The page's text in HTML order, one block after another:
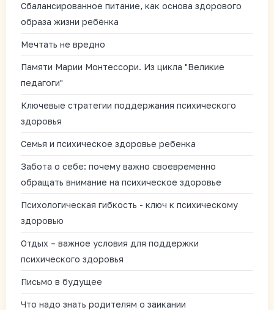
Сбалансированное питание, как основа здорового
образа жизни ребёнка
Мечтать не вредно
Памяти Марии Монтессори. Из цикла "Великие
педагоги"
Ключевые стратегии поддержания психического
здоровья
Семья и психическое здоровье ребенка
Забота о себе: почему важно своевременно
обращать внимание на психическое здоровье
Психологическая гибкость - ключ к психическому
здоровью
Отдых – важное условия для поддержки
психического здоровья
Письмо в будущее
Что надо знать родителям о заикании